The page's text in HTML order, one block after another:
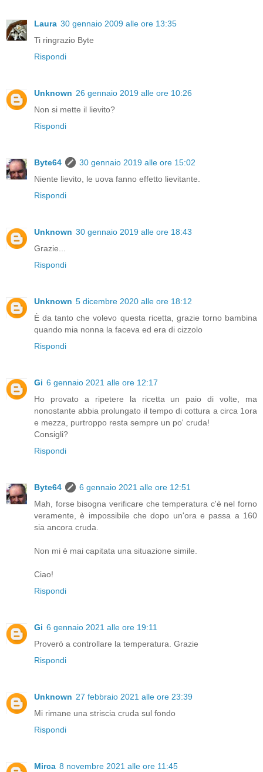
Laura 30 gennaio 2009 alle ore 13:35
Ti ringrazio Byte
Rispondi
Unknown 26 gennaio 2019 alle ore 10:26
Non si mette il lievito?
Rispondi
Byte64
30 gennaio 2019 alle ore 15:02
Niente lievito, le uova fanno effetto lievitante.
Rispondi
Unknown 30 gennaio 2019 alle ore 18:43
Grazie...
Rispondi
Unknown 5 dicembre 2020 alle ore 18:12
È da tanto che volevo questa ricetta, grazie torno bambina
quando mia nonna la faceva ed era di cizzolo
Rispondi
Gi 6 gennaio 2021 alle ore 12:17
Ho provato a ripetere la ricetta un paio di volte, ma
nonostante abbia prolungato il tempo di cottura a circa 1ora
e mezza, purtroppo resta sempre un po' cruda!
Consigli?
Rispondi
Byte64
6 gennaio 2021 alle ore 12:51
Mah, forse bisogna verificare che temperatura c'è nel forno
veramente, è impossibile che dopo un'ora e passa a 160
sia ancora cruda.
Non mi è mai capitata una situazione simile.
Ciao!
Rispondi
Gi 6 gennaio 2021 alle ore 19:11
Proverò a controllare la temperatura. Grazie
Rispondi
Unknown 27 febbraio 2021 alle ore 23:39
Mi rimane una striscia cruda sul fondo
Rispondi
Mirca 8 novembre 2021 alle ore 11:45